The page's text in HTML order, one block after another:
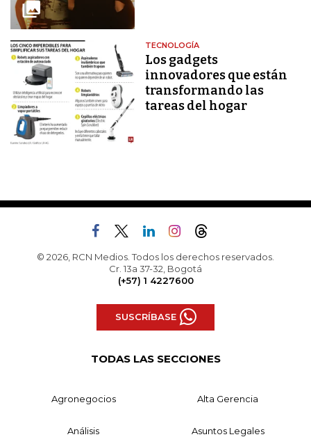
TECNOLOGÍA
Los gadgets
innovadores que están
transformando las
tareas del hogar
© 2026, RCN Medios. Todos los derechos reservados.
Cr. 13a 37-32, Bogotá
(+57) 1 4227600
SUSCRÍBASE
TODAS LAS SECCIONES
Agronegocios Alta Gerencia
Análisis Asuntos Legales